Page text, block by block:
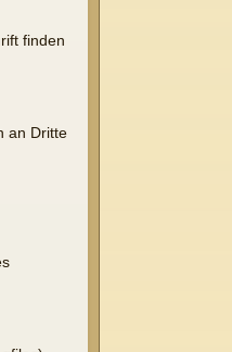
finden
an Dritte